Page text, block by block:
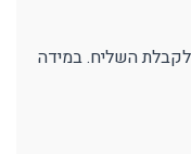
לקבלת השליח. במידה